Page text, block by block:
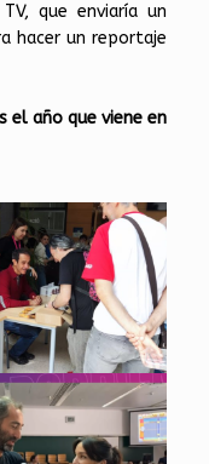
que enviaría un
hacer un reportaje
el año que viene en